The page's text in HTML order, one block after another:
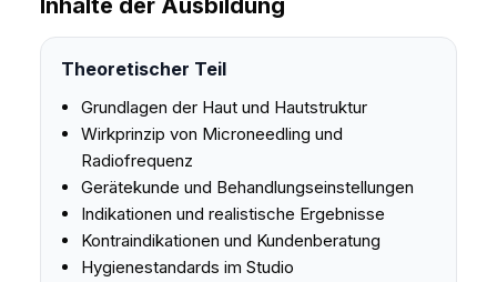
Inhalte der Ausbildung
Theoretischer Teil
Grundlagen der Haut und Hautstruktur
Wirkprinzip von Microneedling und
Radiofrequenz
Gerätekunde und Behandlungseinstellungen
Indikationen und realistische Ergebnisse
Kontraindikationen und Kundenberatung
Hygienestandards im Studio